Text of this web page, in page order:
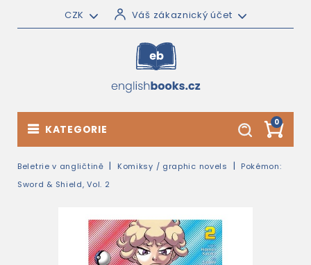
CZK Váš zákaznický účet
0
KATEGORIE
Beletrie v angličtině Komiksy / graphic novels
Pokémon:
Sword & Shield, Vol. 2